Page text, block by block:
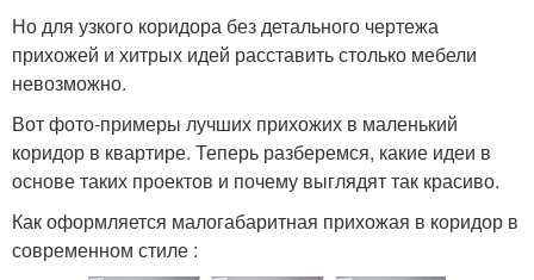
Но для узкого коридора без детального чертежа
прихожей и хитрых идей расставить столько мебели
невозможно.
Вот фото-примеры лучших прихожих в маленький
коридор в квартире. Теперь разберемся, какие идеи в
основе таких проектов и почему выглядят так красиво.
Как оформляется малогабаритная прихожая в коридор в
современном стиле :